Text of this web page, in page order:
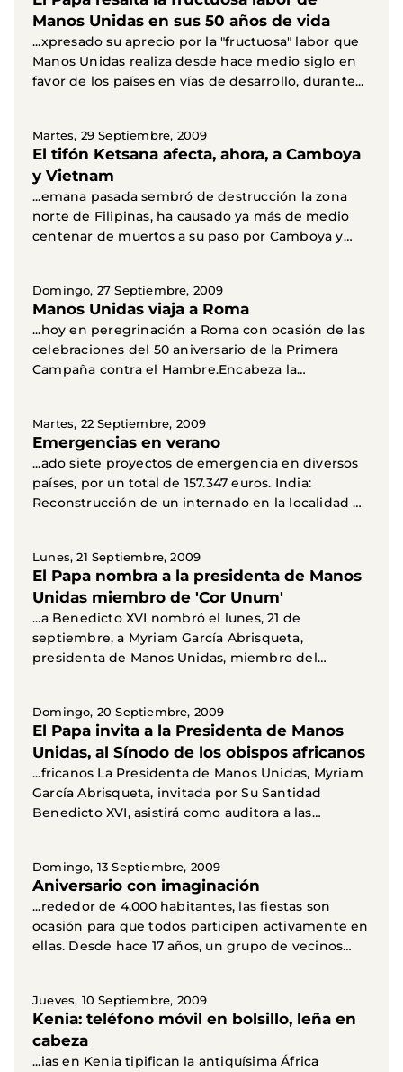
Manos Unidas en sus 50 años de vida
...xpresado su aprecio por la "fructuosa" labor que
Manos Unidas realiza desde hace medio siglo en
favor de los países en vías de desarrollo, durante...
Martes, 29 Septiembre, 2009
El tifón Ketsana afecta, ahora, a Camboya
y Vietnam
...emana pasada sembró de destrucción la zona
norte de Filipinas, ha causado ya más de medio
centenar de muertos a su paso por Camboya y
Domingo, 27 Septiembre, 2009
Manos Unidas viaja a Roma
...hoy en peregrinación a Roma con ocasión de las
celebraciones del 50 aniversario de la Primera
Campaña contra el Hambre.Encabeza la
Martes, 22 Septiembre, 2009
Emergencias en verano
...ado siete proyectos de emergencia en diversos
países, por un total de 157.347 euros. India:
Reconstrucción de un internado en la localidad de
Lunes, 21 Septiembre, 2009
El Papa nombra a la presidenta de Manos
Unidas miembro de 'Cor Unum'
...a Benedicto XVI nombró el lunes, 21 de
septiembre, a Myriam García Abrisqueta,
presidenta de Manos Unidas, miembro del
Domingo, 20 Septiembre, 2009
El Papa invita a la Presidenta de Manos
Unidas, al Sínodo de los obispos africanos
...fricanos La Presidenta de Manos Unidas, Myriam
García Abrisqueta, invitada por Su Santidad
Benedicto XVI, asistirá como auditora a las
Domingo, 13 Septiembre, 2009
Aniversario con imaginación
...rededor de 4.000 habitantes, las fiestas son
ocasión para que todos participen activamente en
ellas. Desde hace 17 años, un grupo de vecinos
Jueves, 10 Septiembre, 2009
Kenia: teléfono móvil en bolsillo, leña en
cabeza
...ias en Kenia tipifican la antiquísima África